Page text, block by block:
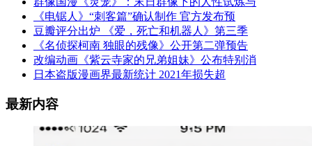
《电锯人》“刺客篇”确认制作 官方发布预
豆瓣评分出炉 《爱，死亡和机器人》第三季
《名侦探柯南 独眼的残像》公开第二弹预告
改编动画《紫云寺家的兄弟姐妹》公布特别消
日本盗版漫画界最新统计 2021年损失超
最新内容